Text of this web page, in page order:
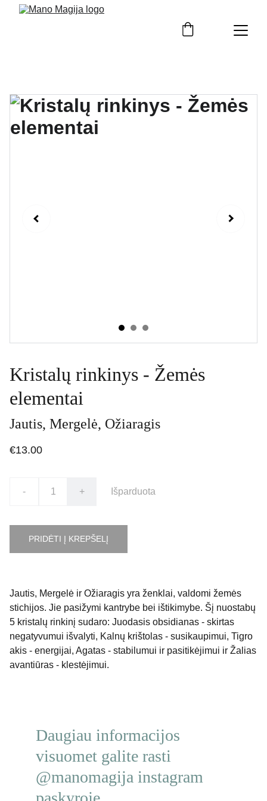
Kristalų rinkinys - Žemės
elementai
Jautis, Mergelė, Ožiaragis
€13.00
- + Išparduota
PRIDĖTI Į KREPŠELĮ
Jautis, Mergelė ir Ožiaragis yra ženklai, valdomi žemės
stichijos. Jie pasižymi kantrybe bei ištikimybe. Šį nuostabų
5 kristalų rinkinį sudaro: Juodasis obsidianas - skirtas
negatyvumui išvalyti, Kalnų krištolas - susikaupimui, Tigro
akis - energijai, Agatas - stabilumui ir pasitikėjimui ir Žalias
avantiūras - klestėjimui.
Daugiau informacijos
visuomet galite rasti
@manomagija instagram